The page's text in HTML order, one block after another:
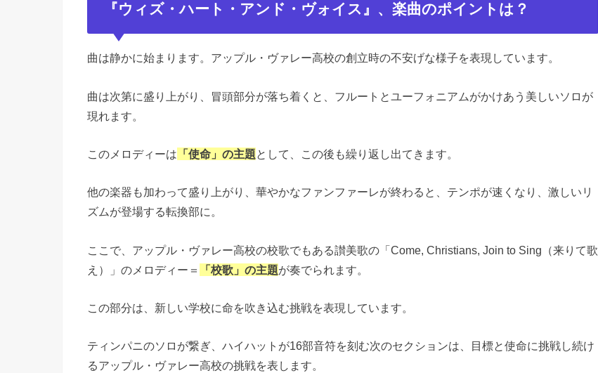
『ウィズ・ハート・アンド・ヴォイス』、楽曲のポイントは？
曲は静かに始まります。アップル・ヴァレー高校の創立時の不安げな様子を表現しています。
曲は次第に盛り上がり、冒頭部分が落ち着くと、フルートとユーフォニアムがかけあう美しいソロが
現れます。
このメロディーは 「使命」の主題として、この後も繰り返し出てきます。
他の楽器も加わって盛り上がり、華やかなファンファーレが終わると、テンポが速くなり、激しいリ
ズムが登場する転換部に。
ここで、アップル・ヴァレー高校の校歌でもある讃美歌の「Come, Christians, Join to Sing（来りて歌
え）」のメロディー＝
「校歌」の主題が奏でられます。
この部分は、新しい学校に命を吹き込む挑戦を表現しています。
ティンパニのソロが繋ぎ、ハイハットが16部音符を刻む次のセクションは、目標と使命に挑戦し続け
るアップル・ヴァレー高校の挑戦を表します。